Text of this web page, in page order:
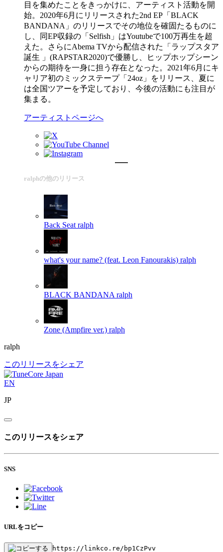
目を集めたことをきっかけに、アーティスト活動を開
始。2020年6月にリリースされた2nd EP「BLACK
BANDANA」のリリースでその地位を確固たるものに
し、同EP収録の「Selfish」はYoutubeで100万再生を超
えた。さらにAbema TVから配信された「ラップスタア
誕生 」(RAPSTAR2020)で優勝し、ヒップホップシーン
からの期待を一身に担う存在となった。2021年6月にキ
ャリア初のミックステープ「24oz」をリリース、夏に
は全国ツアーを予定しており、今後の活動にも注目が
集まる。
アーティストページへ
ralphの他のリリース
Back Seat ralph
what's your name? (feat. Leon Fanourakis) ralph
BLACK BANDANA ralph
Zone (Ampfire ver.) ralph
ralph
このリリースをシェア
EN
JP
このリリースをシェア
SNS
URLをコピー
https://linkco.re/bp1CzPvv